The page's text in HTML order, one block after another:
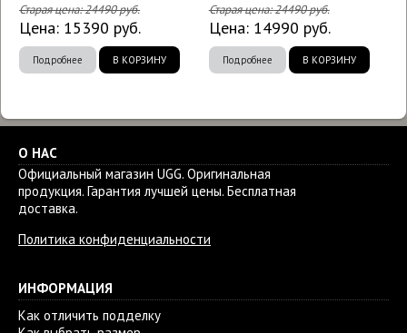
Старая цена:24490руб.
Цена: 15390 руб.
Подробнее В КОРЗИНУ
Старая цена:24490руб.
Цена: 14990 руб.
Подробнее В КОРЗИНУ
О НАС
Официальный магазин UGG. Оригинальная
продукция. Гарантия лучшей цены. Бесплатная
доставка.
Политика конфиденциальности
ИНФОРМАЦИЯ
Как отличить подделку